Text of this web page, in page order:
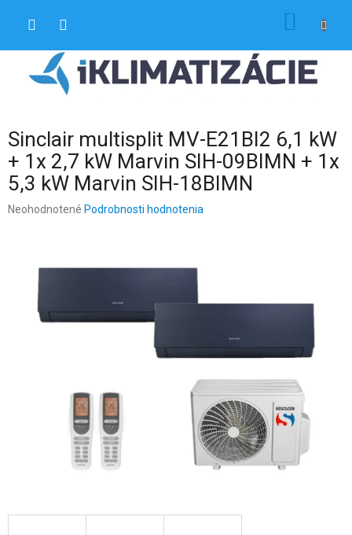
Sinclair multisplit MV-E21BI2 6,1 kW
+ 1x 2,7 kW Marvin SIH-09BIMN + 1x
5,3 kW Marvin SIH-18BIMN
Priemerné
hviezdičiek.
Neohodnotené Podrobnosti hodnotenia